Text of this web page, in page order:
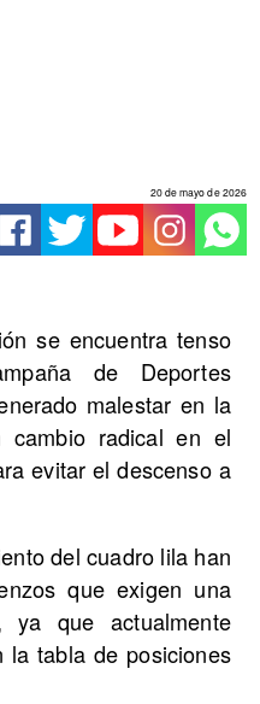
20 de mayo de 2026
se encuentra tenso
de Deportes
malestar en la
cambio radical en el
evitar el descenso a
del cuadro lila han
que exigen una
ya que actualmente
tabla de posiciones